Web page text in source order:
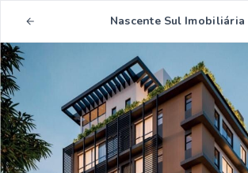
Nascente Sul Imobiliária